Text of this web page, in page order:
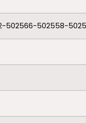
502566-502558-